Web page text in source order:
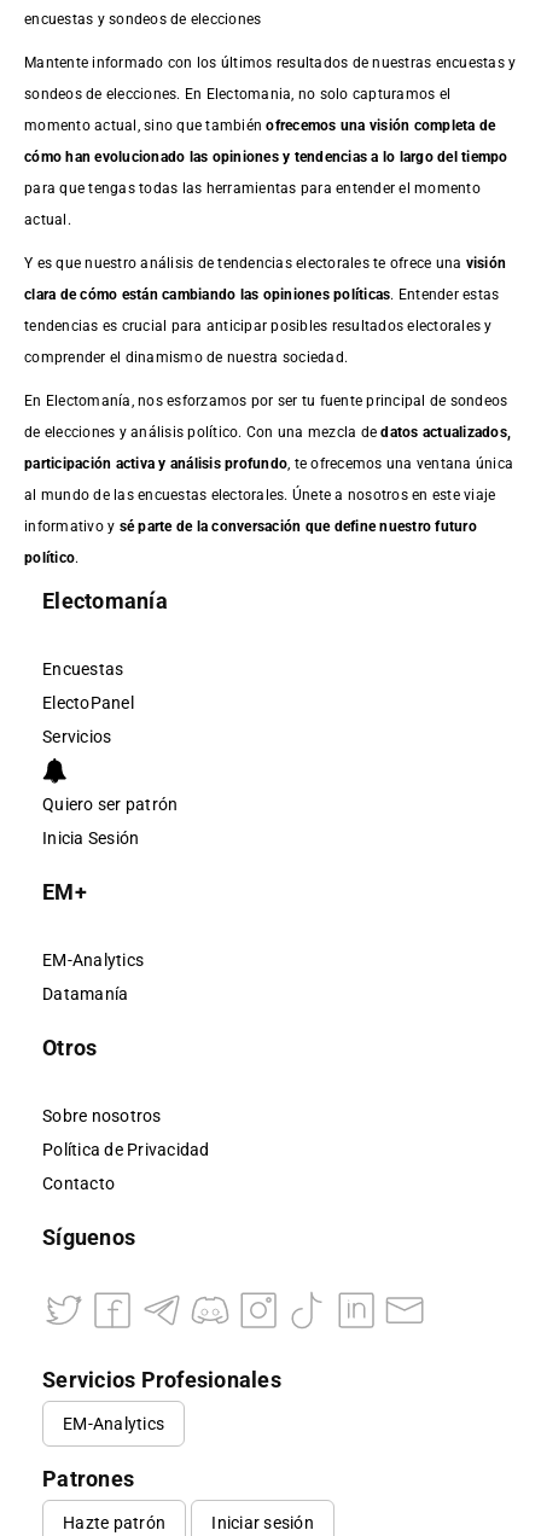
encuestas y sondeos de elecciones
Mantente informado con los últimos resultados de nuestras encuestasy
sondeos de elecciones. En Electomania, no solo capturamos el
momento actual, sino que tambiénofrecemos una visión completa de
cómo han evolucionado las opiniones y tendencias a lo largo del tiempo
para que tengas todas las herramientas para entender el momento
actual.
Y es que nuestro análisis de tendencias electorales te ofrece una visión
clara de cómo están cambiando las opiniones políticas. Entender estas
tendencias es crucial para anticipar posibles resultados electorales y
comprender el dinamismo de nuestra sociedad.
En Electomanía, nos esforzamos por ser tu fuente principal de sondeos
de elecciones y análisis político. Con una mezcla dedatos actualizados,
participación activa y análisis profundo , te ofrecemos una ventana única
al mundo de las encuestas electorales. Únete a nosotros en este viaje
informativo y sé parte de la conversación que define nuestro futuro
político.
Electomanía
Encuestas
ElectoPanel
Servicios
Quiero ser patrón
Inicia Sesión
EM+
EM-Analytics
Datamanía
Otros
Sobre nosotros
Política de Privacidad
Contacto
Síguenos
Servicios Profesionales
EM-Analytics
Patrones
Hazte patrón Iniciar sesión